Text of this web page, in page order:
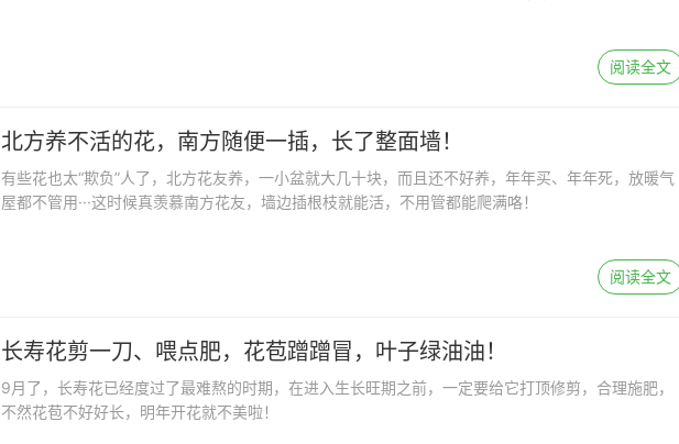
阅读全文
北方养不活的花，南方随便一插，长了整面墙！
有些花也太“欺负”人了，北方花友养，一小盆就大几十块，而且还不好养，年年买、年年死，放暖气
屋都不管用···这时候真羡慕南方花友，墙边插根枝就能活，不用管都能爬满咯！
阅读全文
长寿花剪一刀、喂点肥，花苞蹭蹭冒，叶子绿油油！
9月了，长寿花已经度过了最难熬的时期，在进入生长旺期之前，一定要给它打顶修剪，合理施肥，
不然花苞不好好长，明年开花就不美啦！